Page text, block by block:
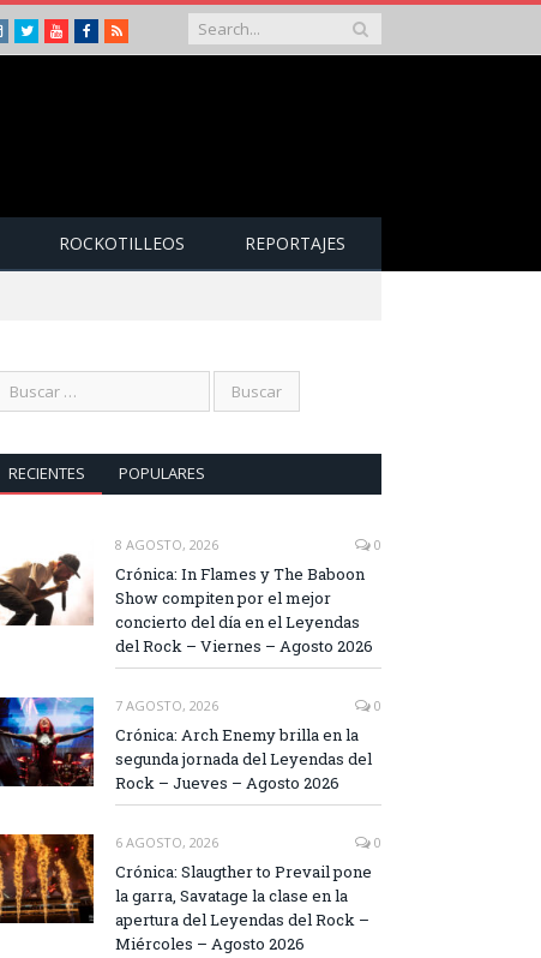
Instagram
TwitterYoutubeFacebook
RSS
ROCKOTILLEOS REPORTAJES
RECIENTES POPULARES
8 AGOSTO, 2026 0
Crónica: In Flames y The Baboon
Show compiten por el mejor
concierto del día en el Leyendas
del Rock – Viernes – Agosto 2026
7 AGOSTO, 2026 0
Crónica: Arch Enemy brilla en la
segunda jornada del Leyendas del
Rock – Jueves – Agosto 2026
6 AGOSTO, 2026 0
Crónica: Slaugther to Prevail pone
la garra, Savatage la clase en la
apertura del Leyendas del Rock –
Miércoles – Agosto 2026